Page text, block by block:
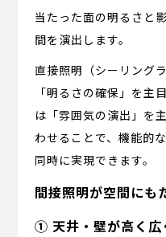
当たった面の明るさと
間を演出します。
直接照明（シーリング
「明るさの確保」を主
は「雰囲気の演出」を
わせることで、機能的
同時に実現できます。
間接照明が空間にも
① 天井・壁が高く広